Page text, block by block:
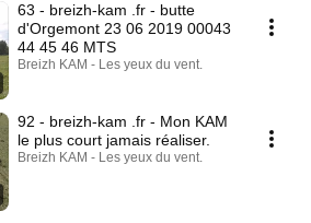
63 - breizh-kam .fr - butte
d'Orgemont 23 06 2019 00043
44 45 46 MTS
Breizh KAM - Les yeux du vent.
92 - breizh-kam .fr - Mon KAM
le plus court jamais réaliser.
Breizh KAM - Les yeux du vent.